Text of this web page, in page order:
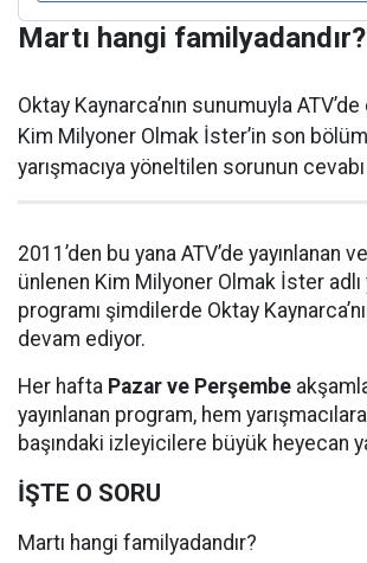
Martı hangi familyadandır?
Oktay Kaynarca’nın sunumuyla
Kim Milyoner Olmak İster’in son
yarışmacıya yöneltilen sorunun cevabı
2011’den bu yana ATV’de yayınlanan
ünlenen Kim Milyoner Olmak İster adlı
programı şimdilerde Oktay
devam ediyor.
Her hafta Pazar ve Perşembe
yayınlanan program, hem
başındaki izleyicilere büyük heyecan
İŞTE O SORU
Martı hangi familyadandır?